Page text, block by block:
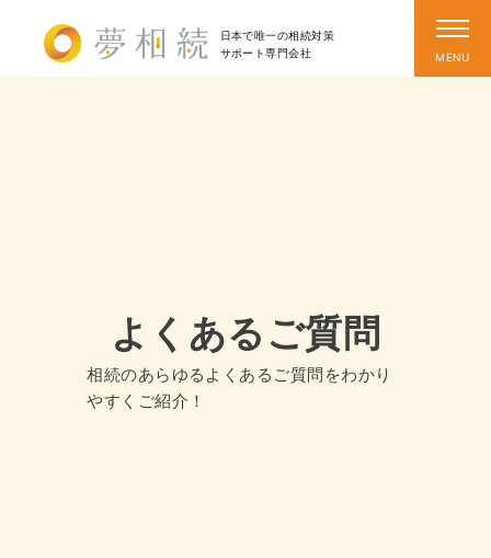
日本で唯一の相続対策
サポート専門会社
よくあるご質問
相続のあらゆるよくあるご質問をわかり
やすくご紹介！